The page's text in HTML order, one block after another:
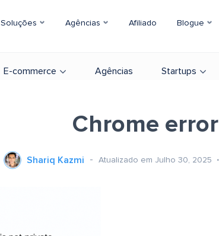
Soluções Agências Afiliado Blogue
E-commerce Agências Startups
Chrome error
Shariq Kazmi Atualizado em Julho 30, 2025